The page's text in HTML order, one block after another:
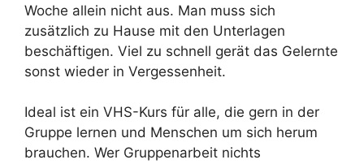
Woche allein nicht aus. Man muss sich
zusätzlich zu Hause mit den Unterlagen
beschäftigen. Viel zu schnell gerät das Gelernte
sonst wieder in Vergessenheit.
Ideal ist ein VHS-Kurs für alle, die gern in der
Gruppe lernen und Menschen um sich herum
brauchen. Wer Gruppenarbeit nichts